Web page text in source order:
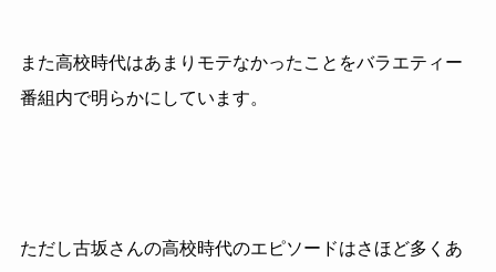
また高校時代はあまりモテなかったことをバラエティー
番組内で明らかにしています。
ただし古坂さんの高校時代のエピソードはさほど多くあ